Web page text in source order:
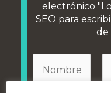
electrónico
SEO para
de